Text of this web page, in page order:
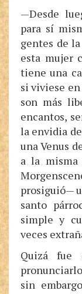
—Desde
para sí
gentes de
esta mujer
tiene una
si viviese
son más
encantos,
la envidia
una Venus
a la misma
prosiguió—
santo
simple y
veces
Quizá fue
sin